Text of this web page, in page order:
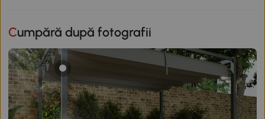
Cumpără după fotografii